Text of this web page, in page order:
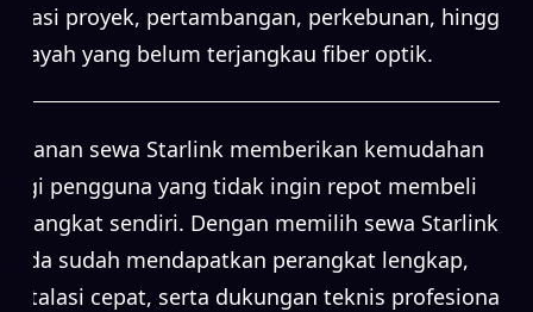
lokasi proyek, pertambangan, perkebunan, hingga
wilayah yang belum terjangkau fiber optik.
Layanan sewa Starlink memberikan kemudahan
bagi pengguna yang tidak ingin repot membeli
perangkat sendiri. Dengan memilih sewa Starlink,
Anda sudah mendapatkan perangkat lengkap,
instalasi cepat, serta dukungan teknis profesional.